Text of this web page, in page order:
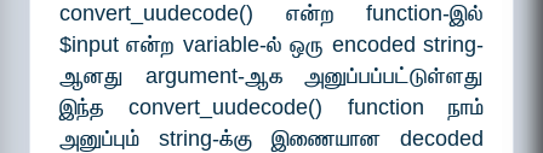
convert_uudecode() என்ற function-இல்
$input என்ற variable-ல் ஒரு encoded string-
ஆனது argument-ஆக அனுப்பப்பட்டுள்ளது
இந்த convert_uudecode() function நாம்
அனுப்பும் string-க்கு இணையான decoded